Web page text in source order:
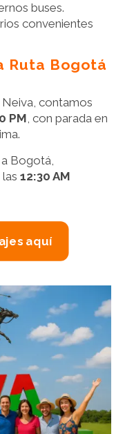
buses.
convenientes
Ruta Bogotá
contamos
PM, con parada en
Bogotá,
12:30 AM
aquí